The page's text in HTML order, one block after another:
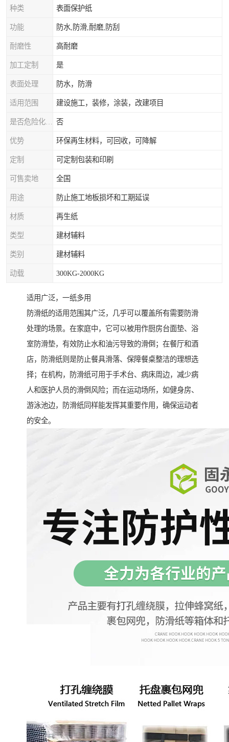
种类 表面保护纸
功能 防水,防滑,耐磨,防刮
耐磨性 高耐磨
加工定制 是
表面处理 防水，防滑
适用范围 建设施工，装修，涂装，改建项目
否
优势 环保再生材料，可回收，可降解
定制 可定制包装和印刷
可售卖地 全国
用途 防止施工地板损坏和工期延误
材质 再生纸
类型 建材辅料
类别 建材辅料
动载 300KG-2000KG
适用广泛，一纸多用
防滑纸的适用范围其广泛，几乎可以覆盖所有需要防滑
处理的场景。在家庭中，它可以被用作厨房台面垫、浴
室防滑垫，有效防止水和油污导致的滑倒；在餐厅和酒
店，防滑纸则是防止餐具滑落、保障餐桌整洁的理想选
择；在机构，防滑纸可用于手术台、病床周边，减少病
人和医护人员的滑倒风险；而在运动场所，如健身房、
游泳池边，防滑纸同样能发挥其重要作用，确保运动者
的安全。